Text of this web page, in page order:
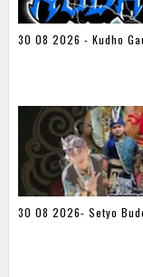
30 08 2026 - Kudho
30 08 2026- Setyo